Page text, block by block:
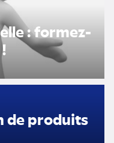
: formez-
de produits